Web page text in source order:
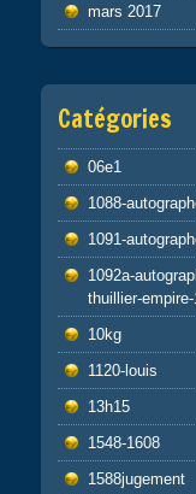
mars 2017
Catégories
06e1
1088-
1091-
1092a-
thuillier-
10kg
1120-louis
13h15
1548-1608
1588jugement